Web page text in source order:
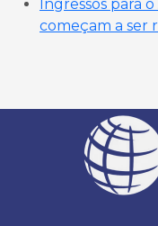
Ingressos para
começam a ser